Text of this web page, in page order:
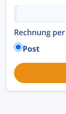
Rechnung per
Post